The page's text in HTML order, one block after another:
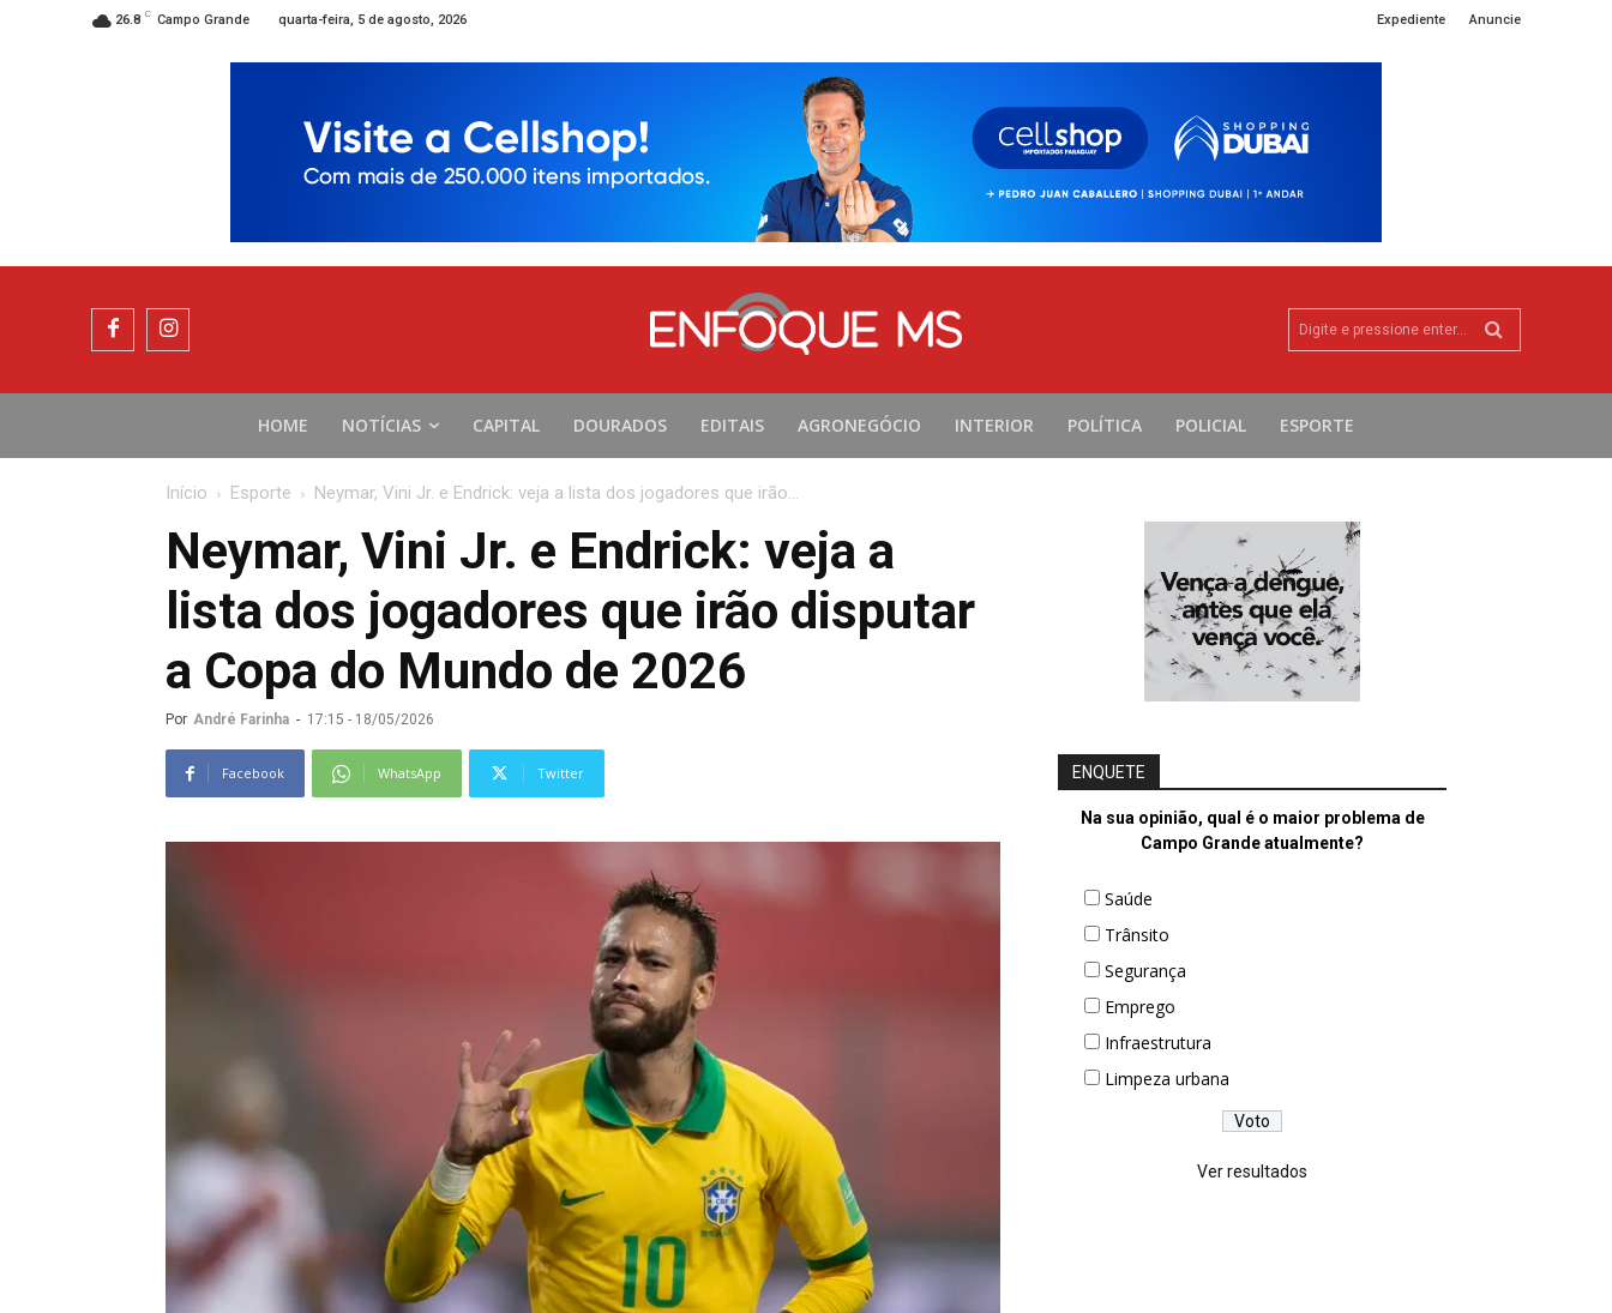
26.8 C Campo Grande quarta-feira, 5 de agosto, 2026 Expediente Anuncie
Digite e pressione enter...
HOME NOTÍCIAS CAPITAL DOURADOS EDITAIS AGRONEGÓCIO INTERIOR POLÍTICA POLICIAL ESPORTE
Início Esporte Neymar, Vini Jr. e Endrick: veja a lista dos jogadores que irão...
Neymar, Vini Jr. e Endrick: veja a
lista dos jogadores que irão disputar
a Copa do Mundo de 2026
Por André Farinha - 17:15 - 18/05/2026
Facebook WhatsApp Twitter ENQUETE
Na sua opinião, qual é o maior problema de
Campo Grande atualmente?
Saúde
Trânsito
Segurança
Emprego
Infraestrutura
Limpeza urbana
Ver resultados